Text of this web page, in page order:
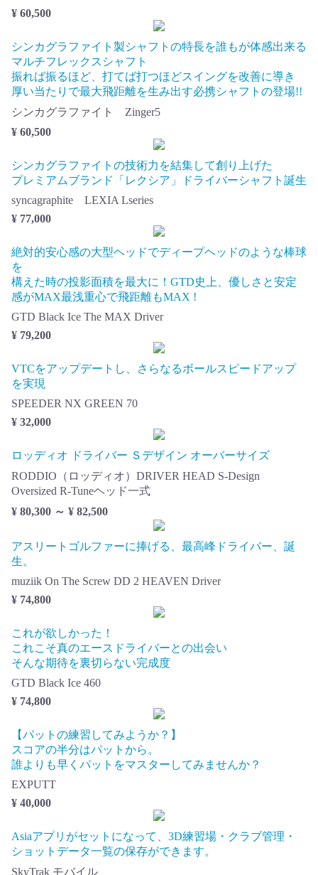
¥ 60,500
シンカグラファイト製シャフトの特長を誰もが体感出来る
マルチフレックスシャフト
振れば振るほど、打てば打つほどスイングを改善に導き
厚い当たりで最大飛距離を生み出す必携シャフトの登場!!
シンカグラファイト Zinger5
¥ 60,500
シンカグラファイトの技術力を結集して創り上げた
プレミアムブランド「レクシア」ドライバーシャフト誕生
syncagraphite LEXIA Lseries
¥ 77,000
絶対的安心感の大型ヘッドでディープヘッドのような棒球
を
構えた時の投影面積を最大に！GTD史上、優しさと安定
感がMAX最浅重心で飛距離もMAX !
GTD Black Ice The MAX Driver
¥ 79,200
VTCをアップデートし、さらなるボールスピードアップ
を実現
SPEEDER NX GREEN 70
¥ 32,000
ロッディオ ドライバー Ｓデザイン オーバーサイズ
RODDIO（ロッディオ）DRIVER HEAD S-Design
Oversized R-Tuneヘッド一式
¥ 80,300 ～ ¥ 82,500
アスリートゴルファーに捧げる、最高峰ドライバー、誕
生。
muziik On The Screw DD 2 HEAVEN Driver
¥ 74,800
これが欲しかった！
これこそ真のエースドライバーとの出会い
そんな期待を裏切らない完成度
GTD Black Ice 460
¥ 74,800
【パットの練習してみようか？】
スコアの半分はパットから。
誰よりも早くパットをマスターしてみませんか？
EXPUTT
¥ 40,000
Asiaアプリがセットになって、3D練習場・クラブ管理・
ショットデータ一覧の保存ができます。
SkyTrak モバイル